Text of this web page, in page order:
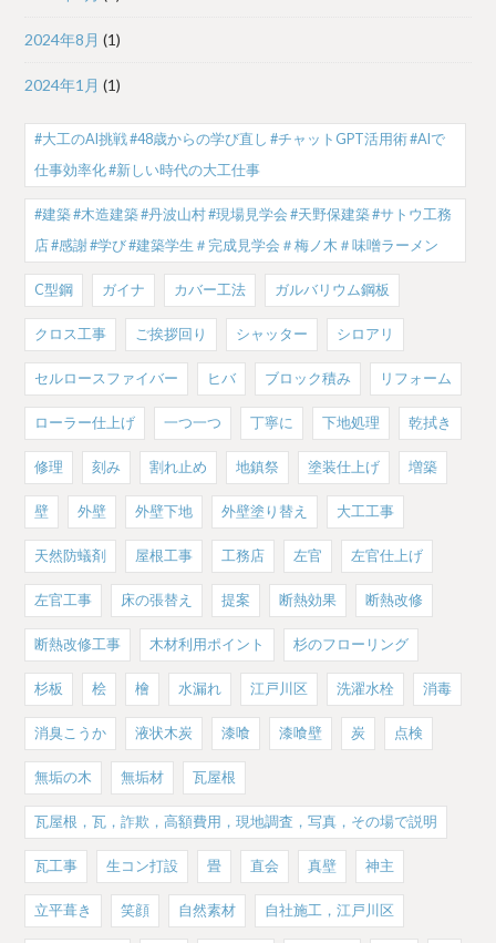
2024年8月 (1)
2024年1月 (1)
#大工のAI挑戦 #48歳からの学び直し #チャットGPT活用術 #AIで
仕事効率化 #新しい時代の大工仕事
#建築 #木造建築 #丹波山村 #現場見学会 #天野保建築 #サトウ工務
店 #感謝 #学び #建築学生＃完成見学会＃梅ノ木＃味噌ラーメン
C型鋼 ガイナ カバー工法 ガルバリウム鋼板
クロス工事 ご挨拶回り シャッター シロアリ
セルロースファイバー ヒバ ブロック積み リフォーム
ローラー仕上げ 一つ一つ 丁寧に 下地処理 乾拭き
修理 刻み 割れ止め 地鎮祭 塗装仕上げ 増築
壁 外壁 外壁下地 外壁塗り替え 大工工事
天然防蟻剤 屋根工事 工務店 左官 左官仕上げ
左官工事 床の張替え 提案 断熱効果 断熱改修
断熱改修工事 木材利用ポイント 杉のフローリング
杉板 桧 檜 水漏れ 江戸川区 洗濯水栓 消毒
消臭こうか 液状木炭 漆喰 漆喰壁 炭 点検
無垢の木 無垢材 瓦屋根
瓦屋根，瓦，詐欺，高額費用，現地調査，写真，その場で説明
瓦工事 生コン打設 畳 直会 真壁 神主
立平葺き 笑顔 自然素材 自社施工，江戸川区